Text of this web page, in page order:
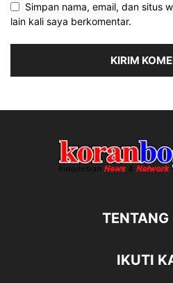
Simpan nama, email, dan situs
lain kali saya berkomentar.
IKUTI